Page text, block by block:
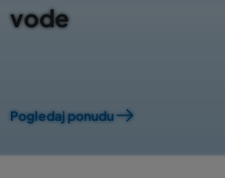
vode
Pogledaj ponudu